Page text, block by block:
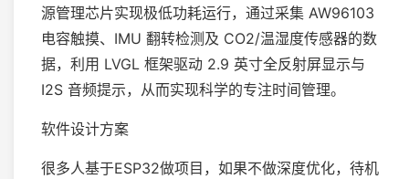
源管理芯片实现极低功耗运行，通过采集 AW96103
电容触摸、IMU 翻转检测及 CO2/温湿度传感器的数
据，利用 LVGL 框架驱动 2.9 英寸全反射屏显示与
I2S 音频提示，从而实现科学的专注时间管理。
软件设计方案
很多人基于ESP32做项目，如果不做深度优化，待机